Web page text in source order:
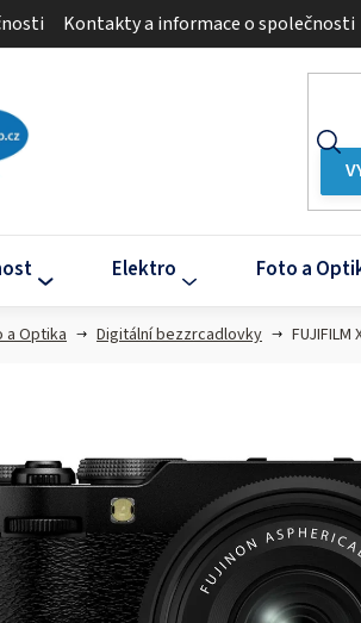
Kontakty a informace o společnosti
Elektro Foto a
a Optika Digitální bezzrcadlovky FUJIFILM